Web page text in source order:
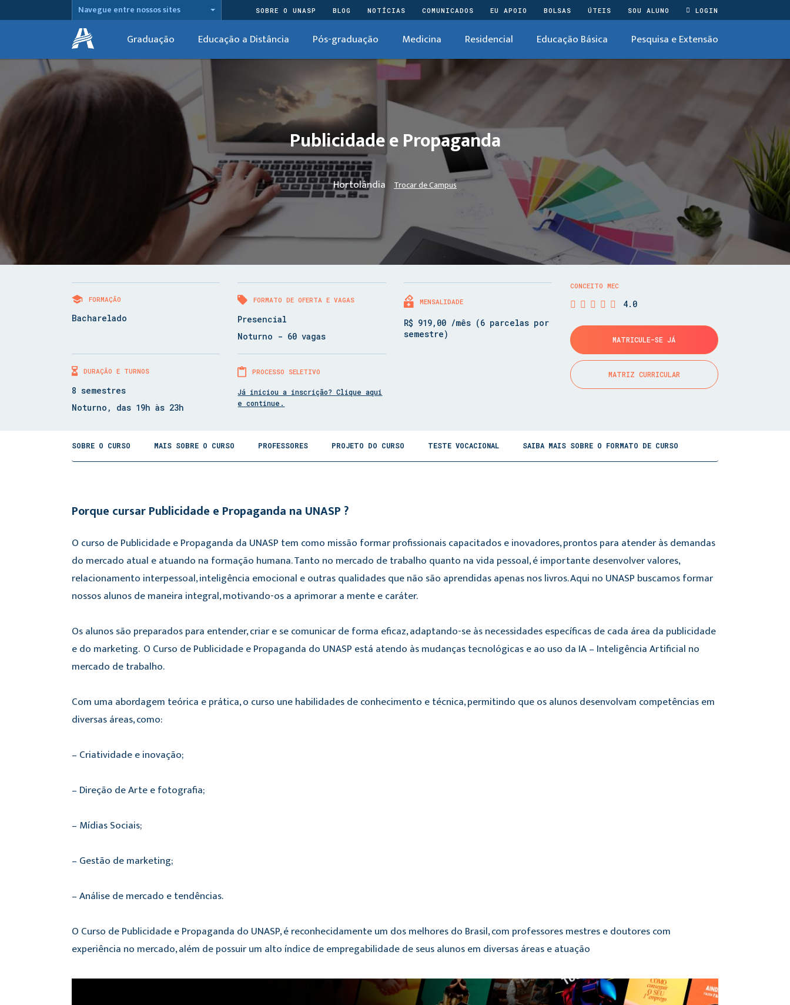
Navegue entre nossos sites SOBRE O UNASP BLOG NOTÍCIAS COMUNICADOS EU APOIO BOLSAS ÚTEIS SOU ALUNO LOGIN
Graduação Educação a Distância Pós-graduação Medicina Residencial Educação Básica Pesquisa e Extensão
Publicidade e Propaganda
Hortolândia Trocar de Campus
FORMAÇÃO
Bacharelado
FORMATO DE OFERTA E VAGAS
Presencial
Noturno - 60 vagas
MENSALIDADE
R$ 919,00 /mês (6 parcelas por
semestre)
DURAÇÃO E TURNOS
8 semestres
Noturno, das 19h às 23h
PROCESSO SELETIVO
Já iniciou a inscrição? Clique aqui
e continue.
CONCEITO MEC
4.0
MATRICULE-SE JÁ
MATRIZ CURRICULAR
SOBRE O CURSO MAIS SOBRE O CURSO PROFESSORES PROJETO DO CURSO TESTE VOCACIONAL SAIBA MAIS SOBRE O FORMATO DE CURSO
Porque cursar Publicidade e Propaganda na UNASP ?
O curso de Publicidade e Propaganda da UNASP tem como missão formar profissionais capacitados e inovadores, prontos para atender às demandas
do mercado atual e atuando na formação humana. Tanto no mercado de trabalho quanto na vida pessoal, é importante desenvolver valores,
relacionamento interpessoal, inteligência emocional e outras qualidades que não são aprendidas apenas nos livros. Aqui no UNASP buscamos formar
nossos alunos de maneira integral, motivando-os a aprimorar a mente e caráter.
Os alunos são preparados para entender, criar e se comunicar de forma eficaz, adaptando-se às necessidades específicas de cada área da publicidade
e do marketing. O Curso de Publicidade e Propaganda do UNASP está atendo às mudanças tecnológicas e ao uso da IA – Inteligência Artificial no
mercado de trabalho.
Com uma abordagem teórica e prática, o curso une habilidades de conhecimento e técnica, permitindo que os alunos desenvolvam competências em
diversas áreas, como:
– Criatividade e inovação;
– Direção de Arte e fotografia;
– Mídias Sociais;
– Gestão de marketing;
– Análise de mercado e tendências.
O Curso de Publicidade e Propaganda do UNASP, é reconhecidamente um dos melhores do Brasil, com professores mestres e doutores com
experiência no mercado, além de possuir um alto índice de empregabilidade de seus alunos em diversas áreas e atuação